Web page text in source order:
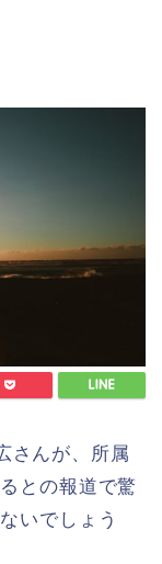
さんが、所属
との報道で驚
いでしょう